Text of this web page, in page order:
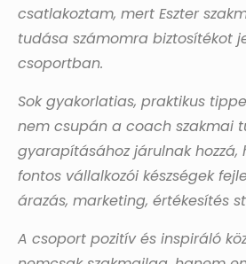
csatlakoztam, mert Eszter
tudása számomra biztosítékot
csoportban.
Sok gyakorlatias, praktikus
nem csupán a coach szakmai
gyarapításához járulnak hozzá,
fontos vállalkozói készségek
árazás, marketing, értékesítés
A csoport pozitív és inspiráló